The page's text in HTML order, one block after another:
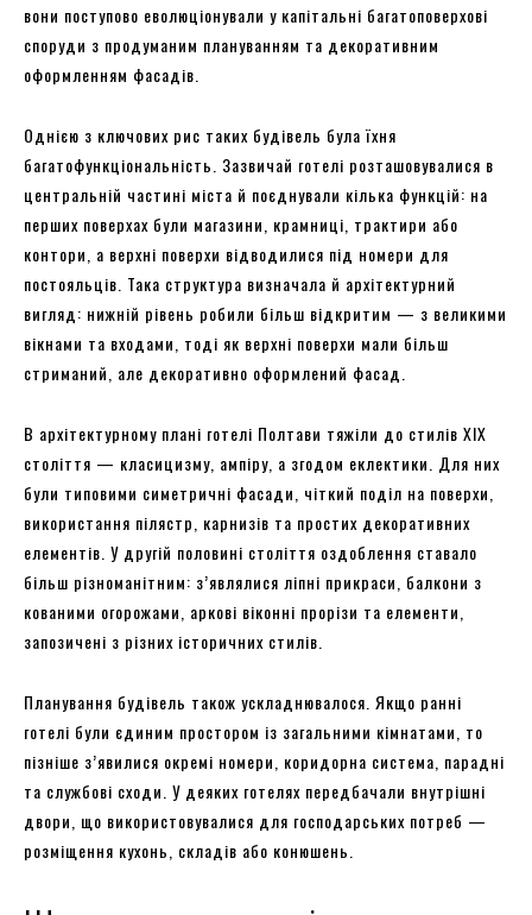
вони поступово еволюціонували у капітальні багатоповерхові
споруди з продуманим плануванням та декоративним
оформленням фасадів.
Однією з ключових рис таких будівель була їхня
багатофункціональність. Зазвичай готелі розташовувалися в
центральній частині міста й поєднували кілька функцій: на
перших поверхах були магазини, крамниці, трактири або
контори, а верхні поверхи відводилися під номери для
постояльців. Така структура визначала й архітектурний
вигляд: нижній рівень робили більш відкритим — з великими
вікнами та входами, тоді як верхні поверхи мали більш
стриманий, але декоративно оформлений фасад.
В архітектурному плані готелі Полтави тяжіли до стилів XIX
століття — класицизму, ампіру, а згодом еклектики. Для них
були типовими симетричні фасади, чіткий поділ на поверхи,
використання пілястр, карнизів та простих декоративних
елементів. У другій половині століття оздоблення ставало
більш різноманітним: з’являлися ліпні прикраси, балкони з
кованими огорожами, аркові віконні прорізи та елементи,
запозичені з різних історичних стилів.
Планування будівель також ускладнювалося. Якщо ранні
готелі були єдиним простором із загальними кімнатами, то
пізніше з’явилися окремі номери, коридорна система, парадні
та службові сходи. У деяких готелях передбачали внутрішні
двори, що використовувалися для господарських потреб —
розміщення кухонь, складів або конюшень.